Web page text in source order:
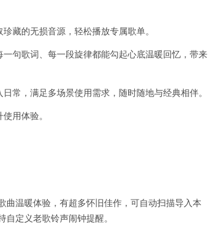
藏的无损音源，轻松播放专属歌单。
句歌词、每一段旋律都能勾起心底温暖回忆，带来
常，满足多场景使用需求，随时随地与经典相伴。
用体验。
温暖体验，有超多怀旧佳作，可自动扫描导入本
定义老歌铃声闹钟提醒。